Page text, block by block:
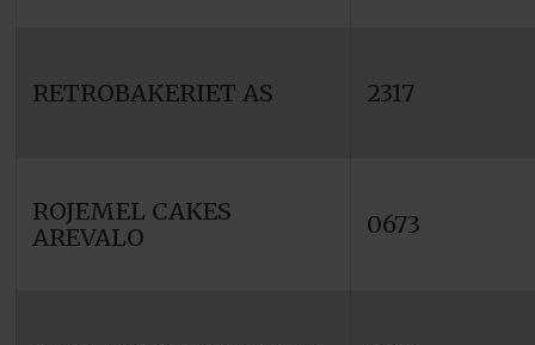
RETROBAKERIET AS 2317
ROJEMEL CAKES
AREVALO
0673